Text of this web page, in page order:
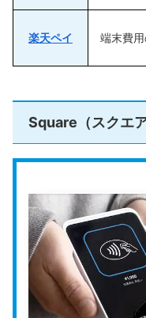
楽天ペイ 端末費
Square（スクエア